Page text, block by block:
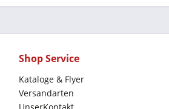
Shop Service
Kataloge & Flyer
Versandarten